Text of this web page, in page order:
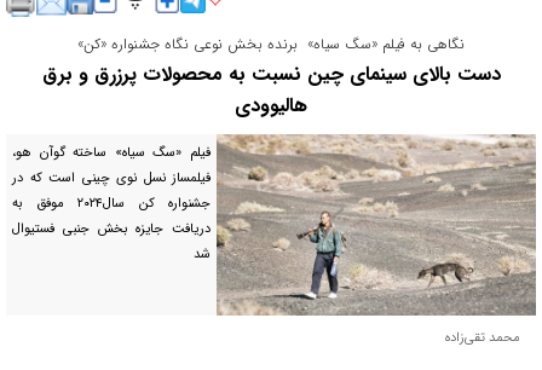
نگاهی به فیلم «سگ سیاه» برنده بخش نوعی نگاه جشنواره «کن»
دست بالای سینمای چین نسبت به محصولات پرزرق و برق
هالیوودی
فیلم «سگ سیاه» ساخته گوآن هو،
فیلمساز نسل نوی چینی است که در
جشنواره کن سال۲۰۲۴ موفق به
دریافت جایزه بخش جنبی فستیوال
شد
محمد تقی‌زاده